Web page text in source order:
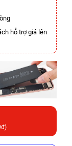
hỗ trợ giá lên